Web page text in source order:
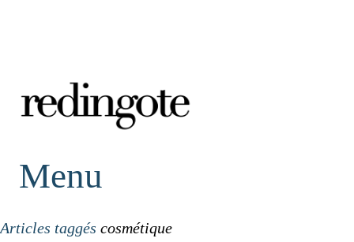
redingote.
Menu
Articles taggés cosmétique